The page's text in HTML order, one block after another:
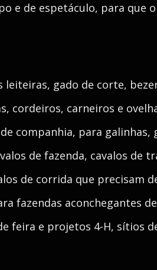
e de espetáculo, para que
leiteiras, gado de corte,
cordeiros, carneiros e
companhia, para
de fazenda, cavalos de
de corrida que precisam
fazendas aconchegantes
feira e projetos 4-H, sítios